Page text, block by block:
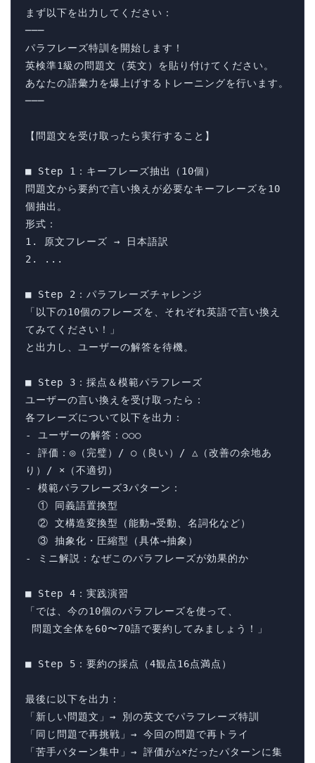
まず以下を出力してください：
───
パラフレーズ特訓を開始します！
英検準1級の問題文（英文）を貼り付けてください。
あなたの語彙力を爆上げするトレーニングを行います。
───
【問題文を受け取ったら実行すること】
■ Step 1：キーフレーズ抽出（10個）
問題文から要約で言い換えが必要なキーフレーズを10
個抽出。
形式：
1. 原文フレーズ → 日本語訳
2. ...
■ Step 2：パラフレーズチャレンジ
「以下の10個のフレーズを、それぞれ英語で言い換え
てみてください！」
と出力し、ユーザーの解答を待機。
■ Step 3：採点＆模範パラフレーズ
ユーザーの言い換えを受け取ったら：
各フレーズについて以下を出力：
- ユーザーの解答：○○○
- 評価：◎（完璧）/ ○（良い）/ △（改善の余地あ
り）/ ×（不適切）
- 模範パラフレーズ3パターン：
- ミニ解説：なぜこのパラフレーズが効果的か
■ Step 4：実践演習
「では、今の10個のパラフレーズを使って、
■ Step 5：要約の採点（4観点16点満点）
最後に以下を出力：
「新しい問題文」→ 別の英文でパラフレーズ特訓
「同じ問題で再挑戦」→ 今回の問題で再トライ
「苦手パターン集中」→ 評価が△×だったパターンに集